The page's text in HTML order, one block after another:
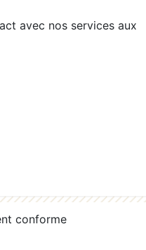
avec nos services aux
conforme